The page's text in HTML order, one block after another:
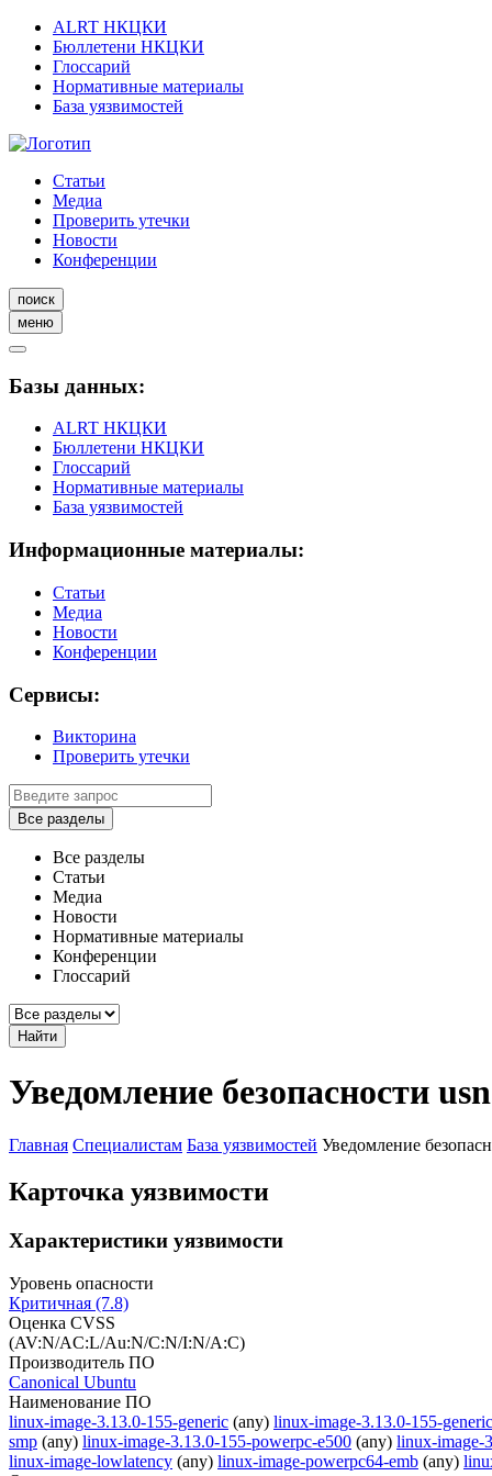
ALRT НКЦКИ
Бюллетени НКЦКИ
Глоссарий
Нормативные материалы
База уязвимостей
Статьи
Медиа
Проверить утечки
Новости
Конференции
поиск
меню
Базы данных:
ALRT НКЦКИ
Бюллетени НКЦКИ
Глоссарий
Нормативные материалы
База уязвимостей
Информационные материалы:
Статьи
Медиа
Новости
Конференции
Сервисы:
Викторина
Проверить утечки
Все разделы
Все разделы
Статьи
Медиа
Новости
Нормативные материалы
Конференции
Глоссарий
Найти
Уведомление безопасности
Главная Специалистам База уязвимостей Уведомление
Карточка уязвимости
Характеристики уязвимости
Уровень опасности
Критичная (7.8)
Оценка CVSS
(AV:N/AC:L/Au:N/C:N/I:N/A:C)
Производитель ПО
Canonical Ubuntu
Наименование ПО
linux-image-3.13.0-155-generic (any) linux-image-3.13.0-155-
smp (any) linux-image-3.13.0-155-powerpc-e500 (any) linux-image-
linux-image-lowlatency (any) linux-image-powerpc64-emb (any)